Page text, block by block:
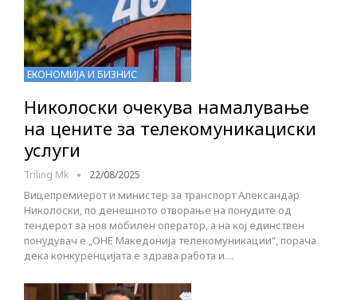
ЕКОНОМИЈА И БИЗНИС
Николоски очекува намалување
на цените за телекомуникациски
услуги
Triling Mk 22/08/2025
Вицепремиерот и министер за транспорт Александар
Николоски, по денешното отворање на понудите од
тендерот за нов мобилен оператор, а на кој единствен
понудувач е „ОНЕ Македонија телекомуникации“, порача
дека конкуренцијата е здрава работа и…